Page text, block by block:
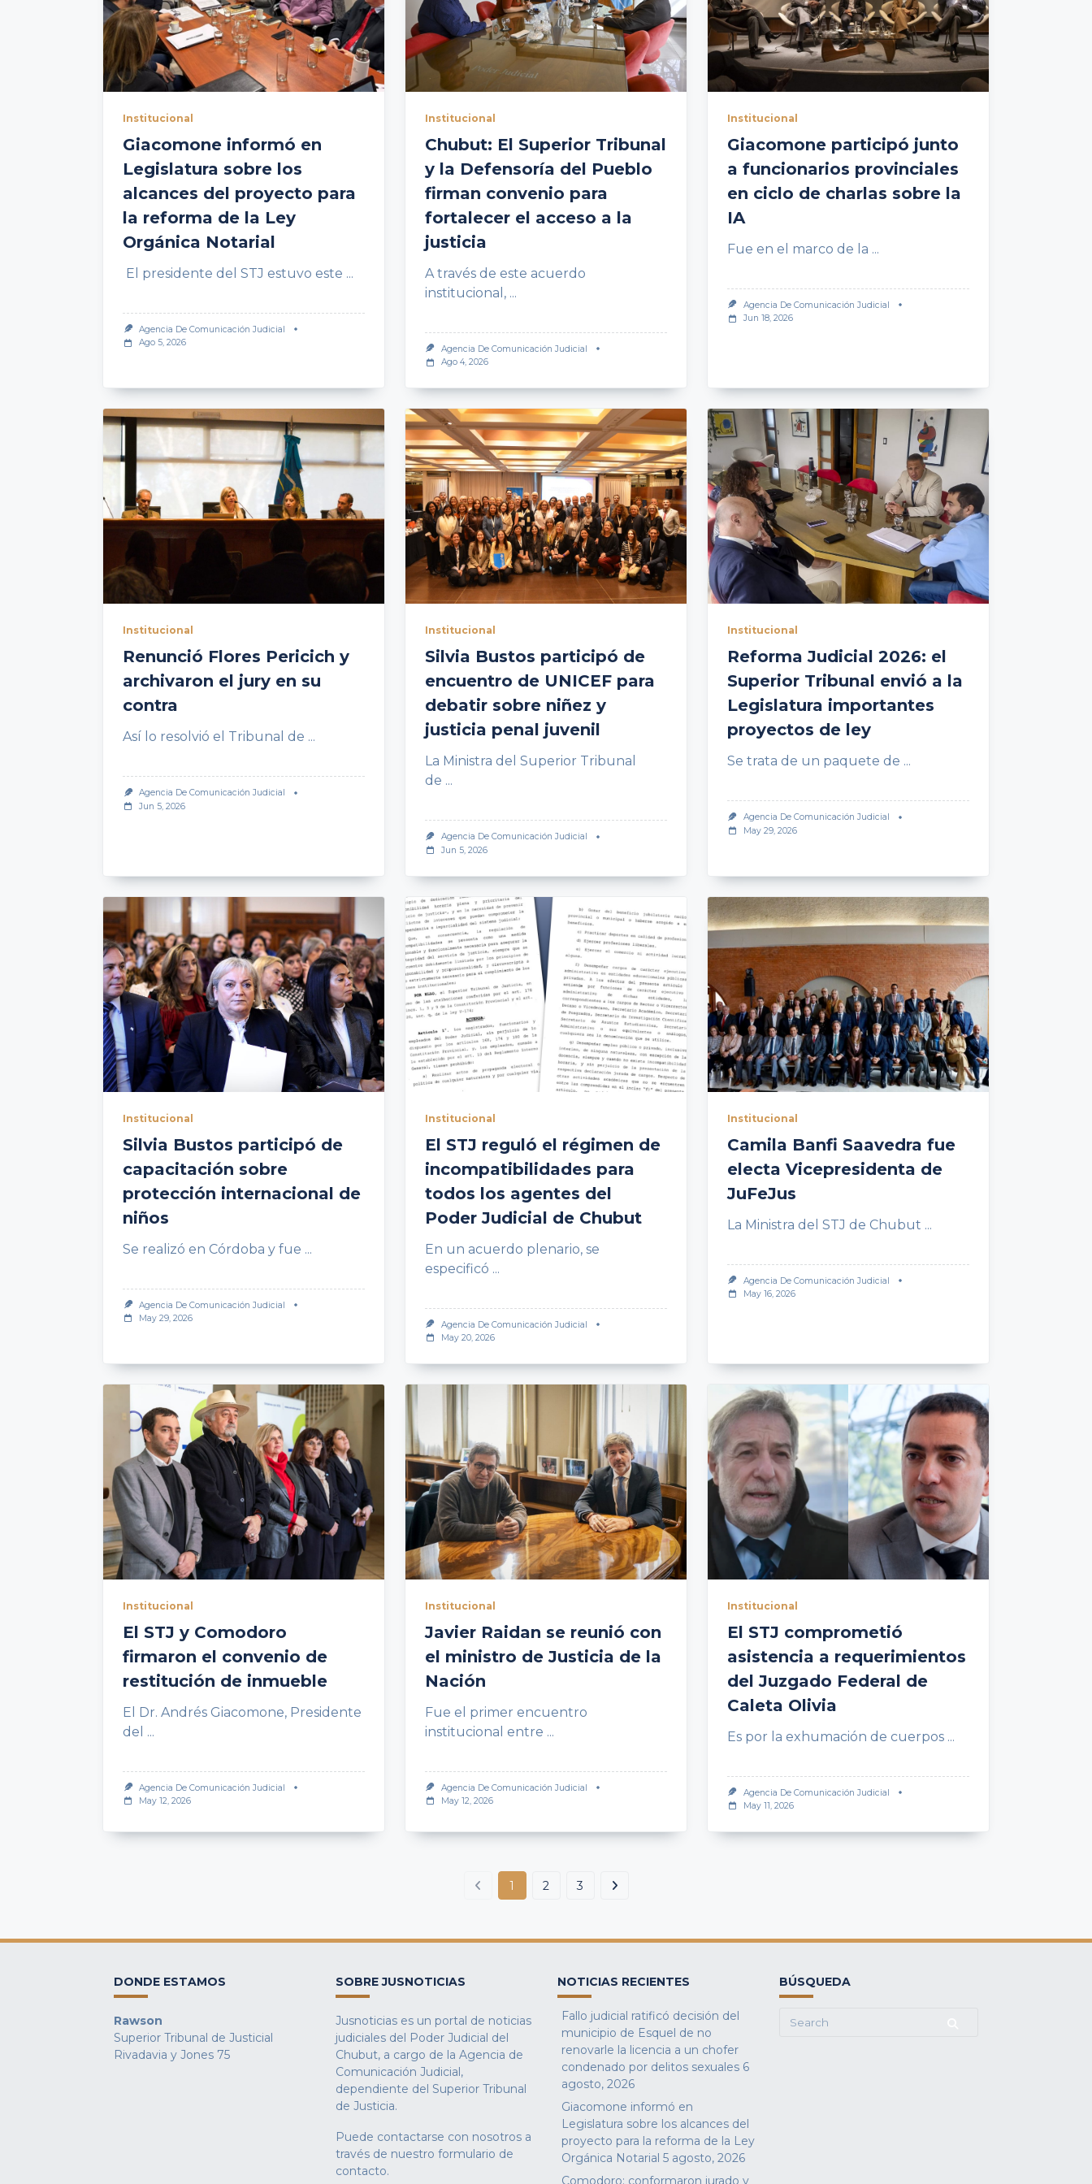
Institucional
Giacomone informó en
Legislatura sobre los
alcances del proyecto para
la reforma de la Ley
Orgánica Notarial
El presidente del STJ estuvo este ...
Agencia De Comunicación Judicial
Ago 5, 2026
Institucional
Chubut: El Superior Tribunal
y la Defensoría del Pueblo
firman convenio para
fortalecer el acceso a la
justicia
A través de este acuerdo
institucional, ...
Agencia De Comunicación Judicial
Ago 4, 2026
Institucional
Giacomone participó junto
a funcionarios provinciales
en ciclo de charlas sobre la
IA
Fue en el marco de la ...
Agencia De Comunicación Judicial
Jun 18, 2026
Institucional
Renunció Flores Pericich y
archivaron el jury en su
contra
Así lo resolvió el Tribunal de ...
Agencia De Comunicación Judicial
Jun 5, 2026
Institucional
Silvia Bustos participó de
encuentro de UNICEF para
debatir sobre niñez y
justicia penal juvenil
La Ministra del Superior Tribunal
de ...
Agencia De Comunicación Judicial
Jun 5, 2026
Institucional
Reforma Judicial 2026: el
Superior Tribunal envió a la
Legislatura importantes
proyectos de ley
Se trata de un paquete de ...
Agencia De Comunicación Judicial
May 29, 2026
Institucional
Silvia Bustos participó de
capacitación sobre
protección internacional de
niños
Se realizó en Córdoba y fue ...
Agencia De Comunicación Judicial
May 29, 2026
Institucional
El STJ reguló el régimen de
incompatibilidades para
todos los agentes del
Poder Judicial de Chubut
En un acuerdo plenario, se
especificó ...
Agencia De Comunicación Judicial
May 20, 2026
Institucional
Camila Banfi Saavedra fue
electa Vicepresidenta de
JuFeJus
La Ministra del STJ de Chubut ...
Agencia De Comunicación Judicial
May 16, 2026
Institucional
El STJ y Comodoro
firmaron el convenio de
restitución de inmueble
El Dr. Andrés Giacomone, Presidente
del ...
Agencia De Comunicación Judicial
May 12, 2026
Institucional
Javier Raidan se reunió con
el ministro de Justicia de la
Nación
Fue el primer encuentro
institucional entre ...
Agencia De Comunicación Judicial
May 12, 2026
Institucional
El STJ comprometió
asistencia a requerimientos
del Juzgado Federal de
Caleta Olivia
Es por la exhumación de cuerpos ...
Agencia De Comunicación Judicial
May 11, 2026
1 2 3
DONDE ESTAMOS
Rawson
Superior Tribunal de Justicial
Rivadavia y Jones 75
SOBRE JUSNOTICIAS
Jusnoticias es un portal de noticias
judiciales del Poder Judicial del
Chubut, a cargo de la Agencia de
Comunicación Judicial,
dependiente del Superior Tribunal
de Justicia.
Puede contactarse con nosotros a
través de nuestro formulario de
contacto.
NOTICIAS RECIENTES
Fallo judicial ratificó decisión del
municipio de Esquel de no
renovarle la licencia a un chofer
condenado por delitos sexuales 6
agosto, 2026
Giacomone informó en
Legislatura sobre los alcances del
proyecto para la reforma de la Ley
Orgánica Notarial 5 agosto, 2026
Comodoro: conformaron jurado y
BÚSQUEDA
Search